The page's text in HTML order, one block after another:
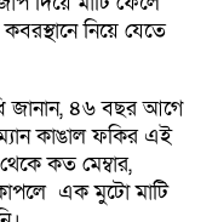
নিয়ে যেতে
জানান, ৪৬ বছর আগে
কাঙাল ফকির এই
কত মেম্বার,
এক মুটো মাটি